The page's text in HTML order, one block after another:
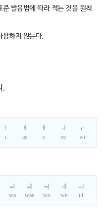
발음법에 따라 적는 것을 원칙
용하지 않는다.
.
i
ㅐ
ae
ㅔ
e
ㅚ
oe
ㅟ
wi
ㅘ
wa
ㅙ
wae
ㅝ
wo
ㅞ
we
ㅢ
ui